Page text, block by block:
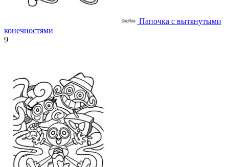
Папочка с вытянутыми
конечностями
9